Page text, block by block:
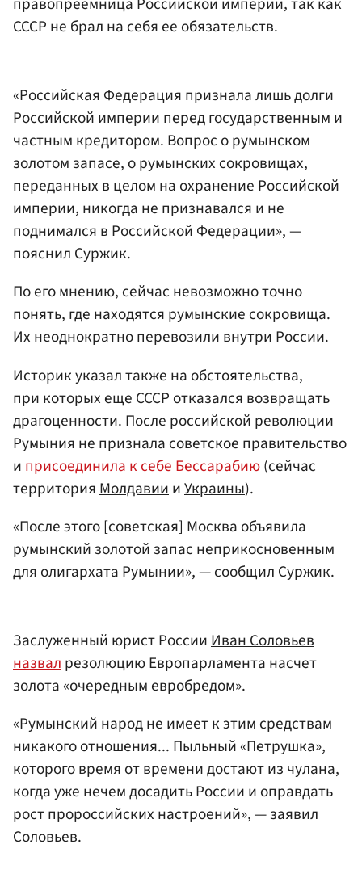
СССР не брал на себя ее обязательств.
«Российская Федерация признала лишь долги
Российской империи перед государственным и
частным кредитором. Вопрос о румынском
золотом запасе, о румынских сокровищах,
переданных в целом на охранение Российской
империи, никогда не признавался и не
поднимался в Российской Федерации», —
пояснил Суржик.
По его мнению, сейчас невозможно точно
понять, где находятся румынские сокровища.
Их неоднократно перевозили внутри России.
Историк указал также на обстоятельства,
при которых еще СССР отказался возвращать
драгоценности. После российской революции
Румыния не признала советское правительство
и присоединила к себе Бессарабию(сейчас
территория Молдавии иУкраины).
«После этого [советская] Москва объявила
румынский золотой запас неприкосновенным
для олигархата Румынии», — сообщил Суржик.
Заслуженный юрист РоссииИван Соловьев
назвалрезолюцию Европарламента насчет
золота «очередным евробредом».
«Румынский народ не имеет к этим средствам
никакого отношения... Пыльный «Петрушка»,
которого время от времени достают из чулана,
когда уже нечем досадить России и оправдать
рост пророссийских настроений», — заявил
Соловьев.